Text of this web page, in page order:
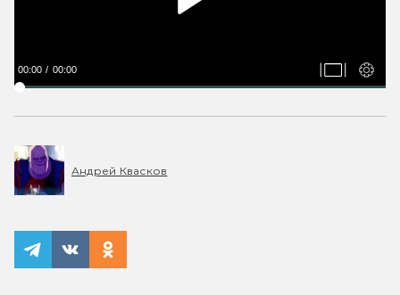
00:00 00:00
Андрей Квасков